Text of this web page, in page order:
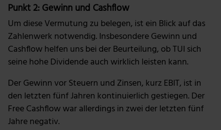
Punkt 2: Gewinn und Cashflow
Um diese Vermutung zu belegen, ist ein Blick auf das
Zahlenwerk notwendig. Insbesondere Gewinn und
Cashflow helfen uns bei der Beurteilung, ob TUI sich
seine hohe Dividende auch wirklich leisten kann.
Der Gewinn vor Steuern und Zinsen, kurz EBIT, ist in
den letzten fünf Jahren kontinuierlich gestiegen. Der
Free Cashflow war allerdings in zwei der letzten fünf
Jahre negativ.